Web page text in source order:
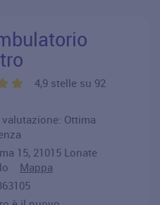
4,9 stelle su 92
Ottima
15, 21015 Lonate
Mappa